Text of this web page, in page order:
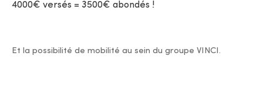
4000€ versés = 3500€ abondés !
Et la possibilité de mobilité au sein du groupe VINCI.